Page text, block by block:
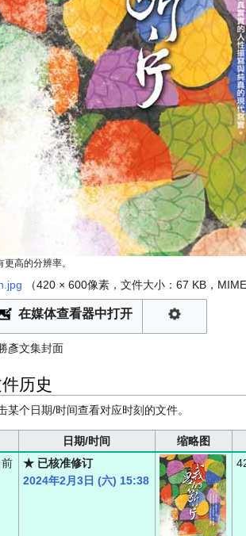
更高的分辨率。
（420 × 600像素，文件大小：67 KB，MIME
在媒体查看器中打开
彥文集封面
历史
某个日期/时间查看对应时刻的文件。
日期/时间 缩⁠略⁠图
★ 已核准修订
2024年2月3日 (六) 15:38